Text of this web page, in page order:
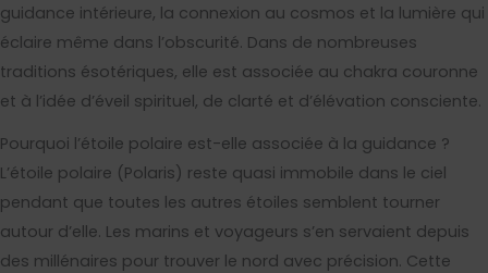
guidance intérieure, la connexion au cosmos et la lumière qui
éclaire même dans l’obscurité. Dans de nombreuses
traditions ésotériques, elle est associée au chakra couronne
et à l’idée d’éveil spirituel, de clarté et d’élévation consciente.
Pourquoi l’étoile polaire est-elle associée à la guidance ?
L’étoile polaire (Polaris) reste quasi immobile dans le ciel
pendant que toutes les autres étoiles semblent tourner
autour d’elle. Les marins et voyageurs s’en servaient depuis
des millénaires pour trouver le nord avec précision. Cette